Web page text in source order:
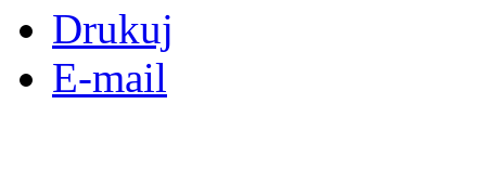
Drukuj
E-mail